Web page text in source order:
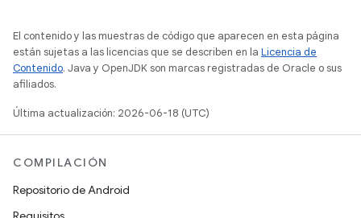
El contenido y las muestras de código que aparecen en esta página
están sujetas a las licencias que se describen en la Licencia de
Contenido. Java y OpenJDK son marcas registradas de Oracle o sus
afiliados.
Última actualización: 2026-06-18 (UTC)
COMPILACIÓN
Repositorio de Android